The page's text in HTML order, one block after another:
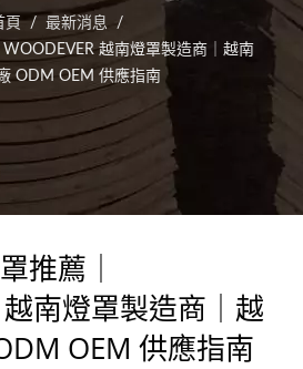
頁 / 最新消息
/
越南燈罩製造商｜越南
ODM OEM 供應指南
推薦｜
越南燈罩製造商｜越
OEM 供應指南